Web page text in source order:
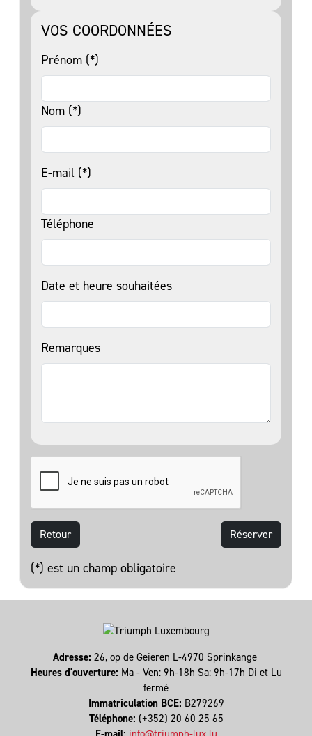
VOS COORDONNÉES
Prénom (*)
Nom (*)
E-mail (*)
Téléphone
Date et heure souhaitées
Remarques
Retour
(*) est un champ obligatoire
Adresse: 26, op de Geieren L-4970 Sprinkange
Heures d'ouverture: Ma - Ven: 9h-18h Sa: 9h-17h Di et Lu
fermé
Immatriculation BCE: B279269
Téléphone: (+352) 20 60 25 65